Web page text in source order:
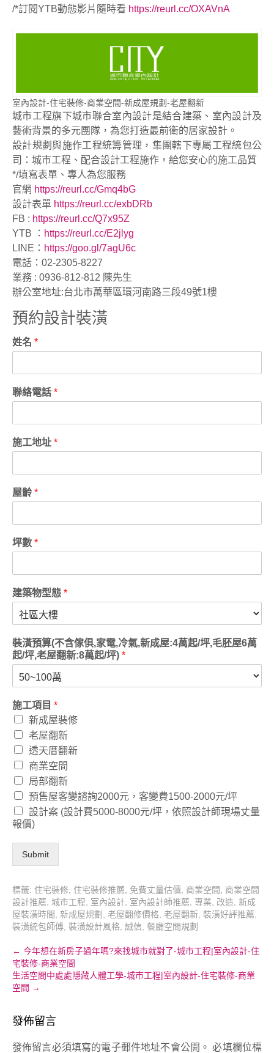
/*訂閱YTB動態影片隨時看 https://reurl.cc/OXAVnA
室內設計-住宅裝修-商業空間-新成屋規劃-老屋翻新
城市工程旗下城市聯合室內設計是結合建築、室內設計及
藝術背景的多元團隊，為您打造最前衛的居家設計。
設計規劃與施作工程統籌管理，集團轄下專屬工程統包公
司：城市工程、配合設計工程施作，給您安心的施工品質
*/填寫表單、專人為您服務
官網 https://reurl.cc/Gmq4bG
設計表單 https://reurl.cc/exbDRb
FB : https://reurl.cc/Q7x95Z
YTB ： https://reurl.cc/E2jlyg
LINE： https://goo.gl/7agU6c
電話：02-2305-8227
業務 : 0936-812-812 陳先生
辦公室地址:台北市萬華區環河南路三段49號1樓
預約設計裝潢
姓名 *
聯絡電話 *
施工地址 *
屋齡 *
坪數 *
建築物型態 *
裝潢預算(不含傢俱,家電,冷氣,新成屋:4萬起/坪,毛胚屋6萬
起/坪,老屋翻新:8萬起/坪) *
施工項目 *
新成屋裝修
老屋翻新
透天厝翻新
商業空間
局部翻新
預售屋客變諮詢2000元，客變費1500-2000元/坪
設計案 (設計費5000-8000元/坪，依照設計師現場丈量
報價)
Submit
標籤: 住宅裝修 住宅裝修推薦 免費丈量估價 商業空間
商業空間
設計推薦 城市工程 室內設計 室內設計師推薦 專業 改造 新成
屋裝潢時間
新成屋規劃 老屋翻修價格 老屋翻新 裝潢好評推薦
裝潢統包師傅 裝潢設計風格 誠信 餐廳空間規劃
Post
navigation
← 今年想在新房子過年嗎?來找城市就對了-城市工程|室內設計-住
宅裝修-商業空間
生活空間中處處隱藏人體工學-城市工程|室內設計-住宅裝修-商業
空間 →
發佈留言
發佈留言必須填寫的電子郵件地址不會公開。 必填欄位標